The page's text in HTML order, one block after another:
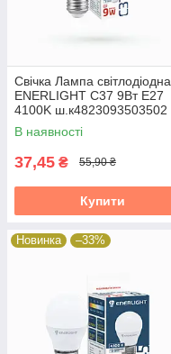
Свічка Лампа світлодіодна
ENERLIGHT С37 9Вт E27
4100K ш.к4823093503502
10шт/уп 19824
В наявності
37,45 ₴ 55,90 ₴
Купити
Новинка –33%